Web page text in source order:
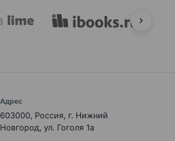
Адрес
603000, Россия, г. Нижний
Новгород, ул. Гоголя 1а